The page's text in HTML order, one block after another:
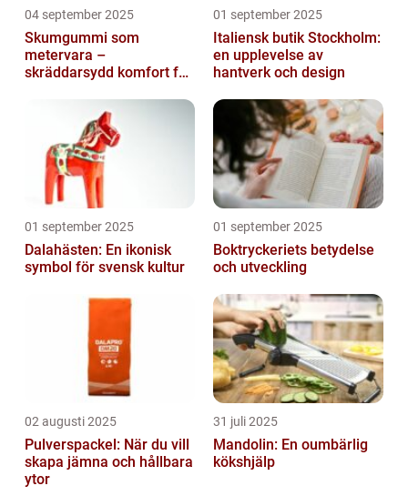
04 september 2025
Skumgummi som
metervara –
skräddarsydd komfort för
01 september 2025
Italiensk butik Stockholm:
en upplevelse av
hantverk och design
01 september 2025
Dalahästen: En ikonisk
symbol för svensk kultur
01 september 2025
Boktryckeriets betydelse
och utveckling
02 augusti 2025
Pulverspackel: När du vill
skapa jämna och hållbara
ytor
31 juli 2025
Mandolin: En oumbärlig
kökshjälp